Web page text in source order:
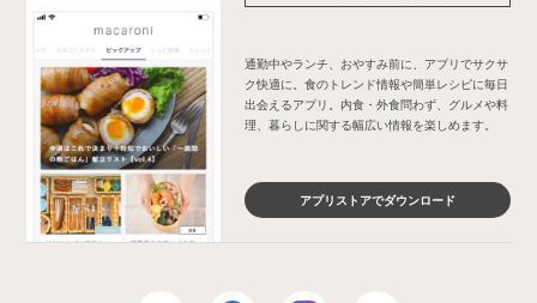
通勤中やランチ、おやすみ前に、アプリでサクサ
ク快適に。食のトレンド情報や簡単レシピに毎日
出会えるアプリ。内食・外食問わず、グルメや料
理、暮らしに関する幅広い情報を楽しめます。
アプリストアでダウンロード